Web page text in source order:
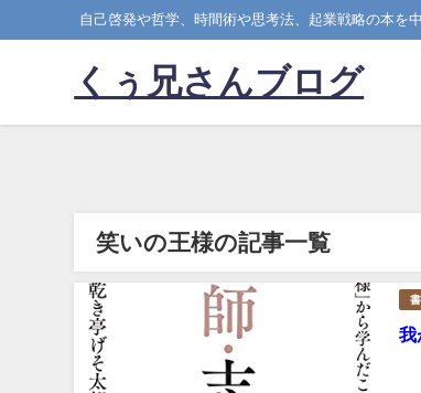
自己啓発や哲学、時間術や思考法、起業戦略の本を
くぅ兄さんブログ
笑いの王様の記事一覧
我